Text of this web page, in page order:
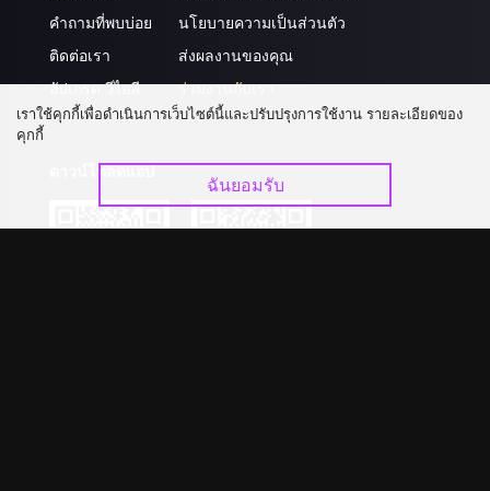
คำถามที่พบบ่อย
ติดต่อเรา
อัปเกรด วีไอพี
นโยบายความเป็นส่วนตัว
ส่งผลงานของคุณ
ร่วมงานกับเรา
ดาวน์โหลดแอป
เราใช้คุกกี้เพื่อดำเนินการเว็บไซต์นี้และปรับปรุงการใช้งาน รายละเอียดของ
คุกกี้
ฉันยอมรับ